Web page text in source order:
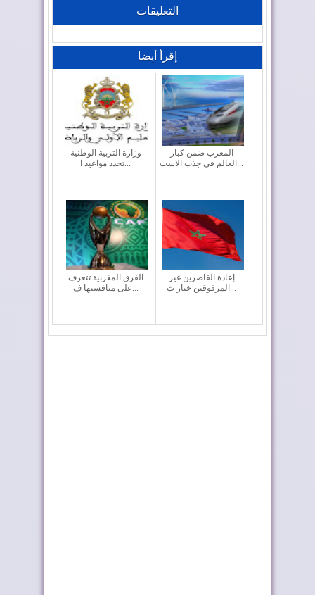
التعليقات
إقرأ أيضا
وزارة التربية الوطنية
المغرب ضمن كبار
الفرق المغربية تتعرف
إعادة القاصرين غير